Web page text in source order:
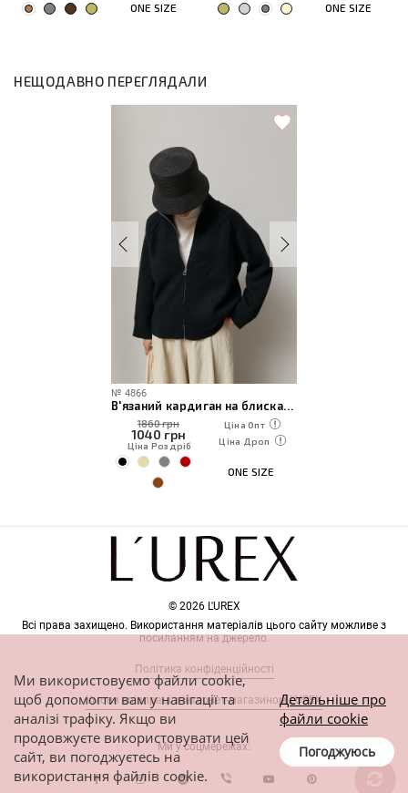
ONE SIZE ONE SIZE
НЕЩОДАВНО ПЕРЕГЛЯДАЛИ
№ 4866
В'язаний кардиган на блискавці вільного фасону
1860 грн
1040 грн
Ціна Роздріб
Ціна Опт
Ціна Дроп
ONE SIZE
© 2026 L'UREX
Всі права захищено. Використання матеріалів цього сайту можливе з
посиланням на джерело.
Політика конфіденційності
Умови співпраці з інтернет-магазином L'UREX
Ми у соцмережах:
Ми використовуємо файли cookie,
щоб допомогти вам у навігації та
аналізі трафіку. Якщо ви
продовжуєте використовувати цей
сайт, ви погоджуєтесь на
використання файлів cookie.
Детальніше про
файли cookie
Погоджуюсь